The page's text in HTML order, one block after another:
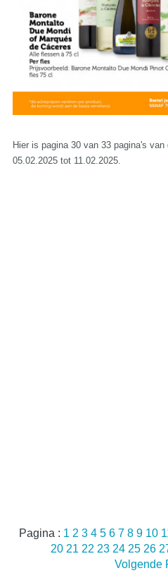
Hier is pagina 30 van 33 pagina's
05.02.2025 tot 11.02.2025.
Pagina : 1 2 3 4 5 6 7 8 9 10
20 21 22 23 24 25 26
Volgende